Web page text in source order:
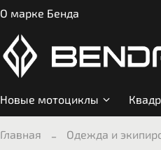
О марке Бенда
Новые мотоциклы
Главная Одежда и